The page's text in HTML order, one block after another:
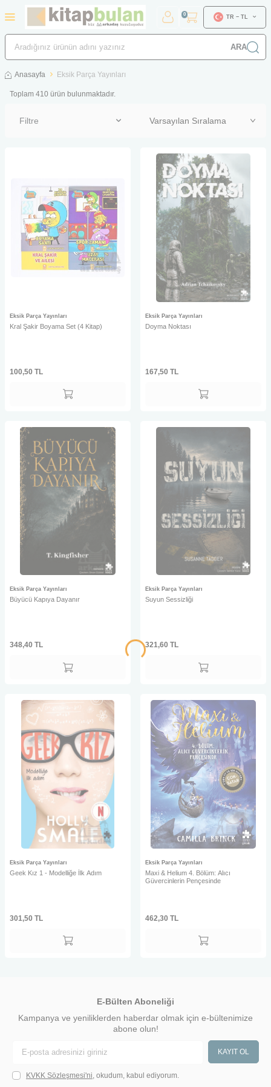
ARA
0 TR − TL
Anasayfa Eksik Parça Yayınları
Toplam 410 ürün bulunmaktadır.
Filtre
Eksik Parça Yayınları
Kral Şakir Boyama Set (4 Kitap)
100,50 TL
Eksik Parça Yayınları
Doyma Noktası
167,50 TL
Eksik Parça Yayınları
Büyücü Kapıya Dayanır
348,40 TL
Eksik Parça Yayınları
Suyun Sessizliği
321,60 TL
Eksik Parça Yayınları
Geek Kız 1 - Modelliğe İlk Adım
301,50 TL
Eksik Parça Yayınları
Maxi & Helium 4. Bölüm: Alıcı
Güvercinlerin Pençesinde
462,30 TL
E-Bülten Aboneliği
Kampanya ve yeniliklerden haberdar olmak için e-bültenimize
abone olun!
KAYIT OL
KVKK Sözleşmesi'ni , okudum, kabul ediyorum.